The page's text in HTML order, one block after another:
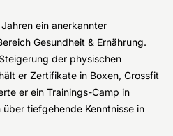
ein anerkannter
Gesundheit & Ernährung.
der physischen
er Zertifikate in Boxen, Crossfit
er ein Trainings-Camp in
tiefgehende Kenntnisse in